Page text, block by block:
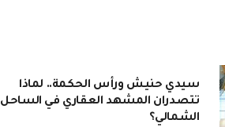
سيدي حنيش ورأس الحكمة.. لماذا
تتصدران المشهد العقاري في الساحل
الشمالي؟